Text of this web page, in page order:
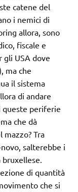
catene del
i nemici di
allora, sono
fiscale e
gli USA dove
ma che
il sistema
di andare
queste periferie
che dà
Tra
salterebbe i
bruxellese.
di quantità
che si